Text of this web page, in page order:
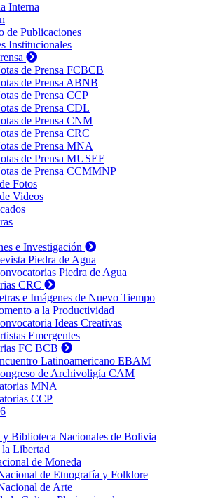
Interna
de Publicaciones
Institucionales
de Prensa FCBCB
de Prensa ABNB
de Prensa CCP
de Prensa CDL
de Prensa CNM
de Prensa CRC
de Prensa MNA
de Prensa MUSEF
de Prensa CCMMNP
Fotos
Videos
e Investigación
Piedra de Agua
Piedra de Agua
CRC
e Imágenes de Nuevo Tiempo
a la Productividad
Ideas Creativas
Emergentes
FC BCB
Latinoamericano EBAM
de Archivoligía CAM
MNA
CCP
Biblioteca Nacionales de Bolivia
la Libertad
de Moneda
de Etnografía y Folklore
de Arte